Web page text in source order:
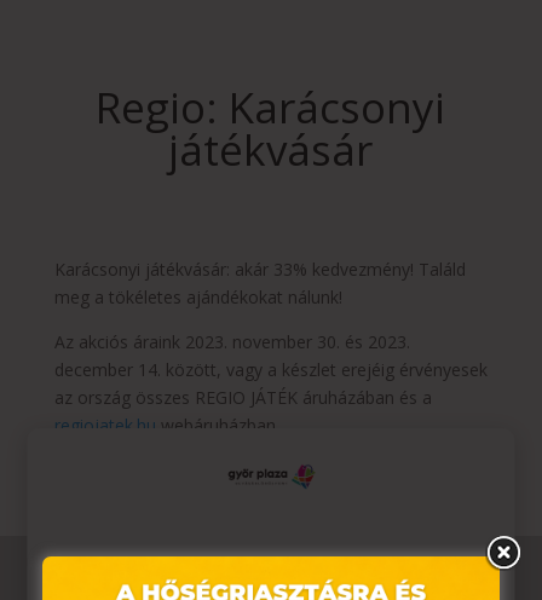
Regio: Karácsonyi
játékvásár
Karácsonyi játékvásár: akár 33% kedvezmény! Találd
meg a tökéletes ajándékokat nálunk!
Az akciós áraink 2023. november 30. és 2023.
december 14. között, vagy a készlet erejéig érvényesek
az ország összes REGIO JÁTÉK áruházában és a
regiojatek.hu webáruházban.
Ez az oldal sütiket használ